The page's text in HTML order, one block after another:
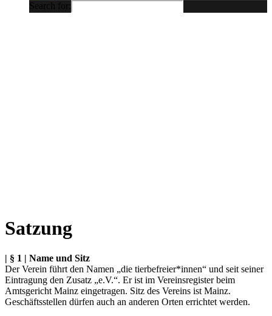
Search for:
Satzung
| § 1 | Name und Sitz
Der Verein führt den Namen „die tierbefreier*innen“ und seit seiner
Eintragung den Zusatz „e.V.“. Er ist im Vereinsregister beim
Amtsgericht Mainz eingetragen. Sitz des Vereins ist Mainz.
Geschäftsstellen dürfen auch an anderen Orten errichtet werden.